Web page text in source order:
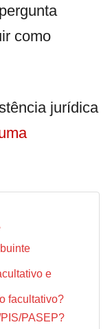
como
jurídica
e
facultativo?
PASEP?